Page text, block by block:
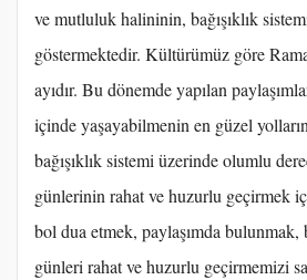
ve mutluluk halininin, bağışıklık
göstermektedir. Kültürümüz göre
ayıdır. Bu dönemde yapılan
içinde yaşayabilmenin en güzel
bağışıklık sistemi üzerinde olumlu
günlerinin rahat ve huzurlu geçirmek
bol dua etmek, paylaşımda bulunmak,
günleri rahat ve huzurlu geçirmemizi